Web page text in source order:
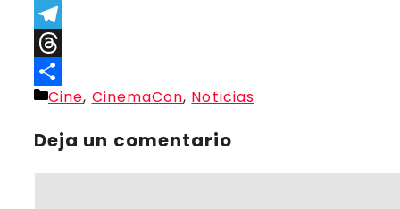
Link
Gmail
Telegram
Threads
Compartir
Categorías
Cine, CinemaCon, Noticias
Deja un comentario